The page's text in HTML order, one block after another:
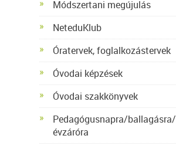
Módszertani megújulás
NeteduKlub
Óratervek, foglalkozástervek
Óvodai képzések
Óvodai szakkönyvek
Pedagógusnapra/ballagásra/
évzáróra